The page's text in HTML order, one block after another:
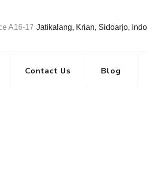
A16-17 Jatikalang, Krian, Sidoarjo,
Contact Us Blog